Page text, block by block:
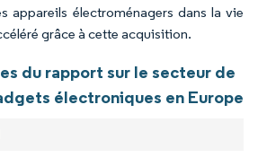
appareils électroménagers dans la vie
grâce à cette acquisition.
du rapport sur le secteur de
électroniques en Europe